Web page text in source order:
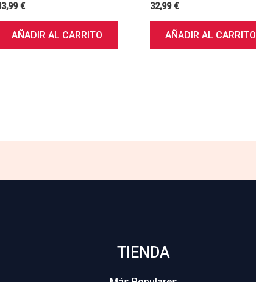
€
AÑADIR AL CARRITO
32,99€
AÑADIR AL CARRITO
TIENDA